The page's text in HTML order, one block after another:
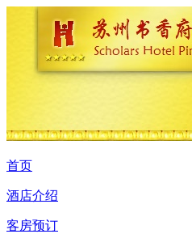
首页
酒店介绍
客房预订